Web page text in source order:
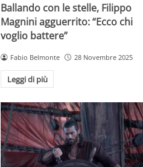
Ballando con le stelle, Filippo
Magnini agguerrito: “Ecco chi
voglio battere”
Fabio Belmonte 28 Novembre 2025
Leggi di più